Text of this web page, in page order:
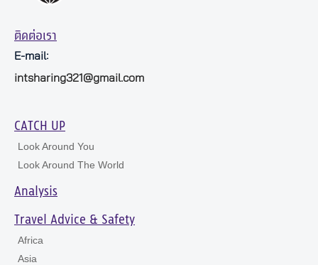
ติดต่อเรา
E-mail:
intsharing321@gmail.com
CATCH UP
Look Around You
Look Around The World
Analysis
Travel Advice & Safety
Africa
Asia